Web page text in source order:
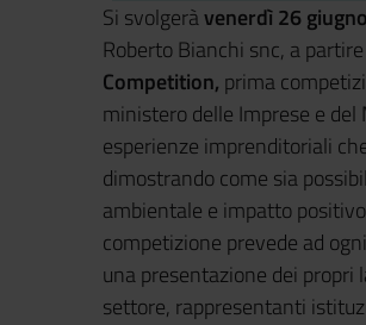
Si svolgeràvenerdì 26 giugno
Roberto Bianchi snc, a
Competition, prima
ministero delle Imprese e
esperienze imprenditoriali
dimostrando come sia
ambientale e impatto
competizione prevede ad
una presentazione dei propri
settore, rappresentanti